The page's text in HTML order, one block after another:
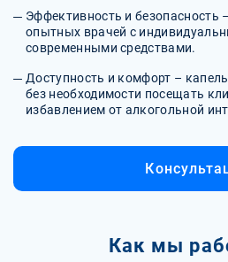
Эффективность и безопасность
опытных врачей с
современными средствами.
Доступность и комфорт –
без необходимости посещать
избавлением от алкогольной
Как мы